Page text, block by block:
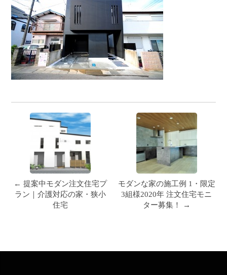
← 提案中モダン注文住宅プ
ラン｜介護対応の家・狭小
住宅
モダンな家の施工例 1・限定
3組様2020年 注文住宅モニ
ター募集！ →